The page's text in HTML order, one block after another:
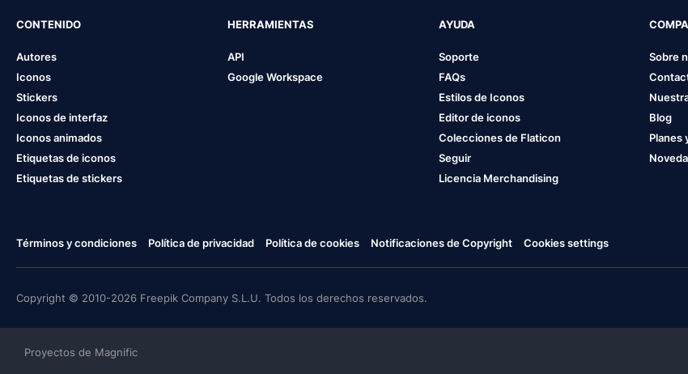
CONTENIDO
Autores
Iconos
Stickers
Iconos de interfaz
Iconos animados
Etiquetas de iconos
Etiquetas de stickers
HERRAMIENTAS
API
Google Workspace
AYUDA
Soporte
FAQs
Estilos de Iconos
Editor de iconos
Colecciones de Flaticon
Seguir
Licencia Merchandising
Sobre
Blog
Planes
Términos y condiciones Política de privacidad Política de cookies Notificaciones de Copyright Cookies settings
Copyright © 2010-2026 Freepik Company S.L.U. Todos los derechos reservados.
Proyectos de Magnific